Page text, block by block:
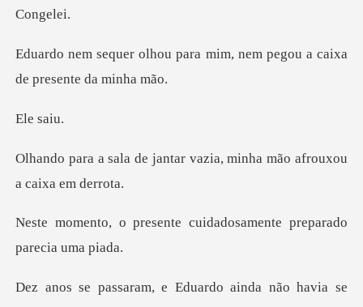
gel
ara mim, nem pegou a caixa
sa
ntar vazia, minha mão afr
te cuidadosamente prepa
Eduardo ainda não havi